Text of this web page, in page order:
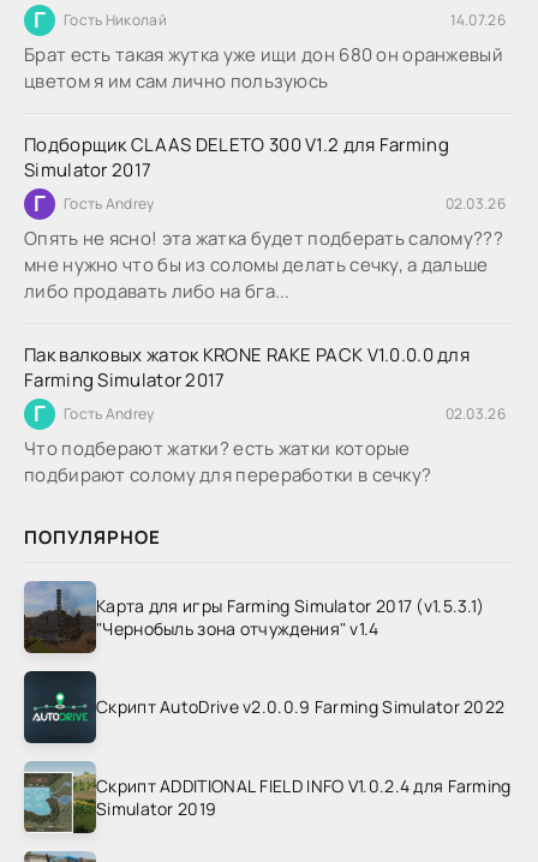
Г Гость Николай 14.07.26
Брат есть такая жутка уже ищи дон 680 он оранжевый
цветом я им сам лично пользуюсь
Подборщик CLAAS DELETO 300 V1.2 для Farming
Simulator 2017
Г Гость Andrey 02.03.26
Опять не ясно! эта жатка будет подберать салому???
мне нужно что бы из соломы делать сечку, а дальше
либо продавать либо на бга...
Пак валковых жаток KRONE RAKE PACK V1.0.0.0 для
Farming Simulator 2017
Г Гость Andrey 02.03.26
Что подберают жатки? есть жатки которые
подбирают солому для переработки в сечку?
ПОПУЛЯРНОЕ
Карта для игры Farming Simulator 2017 (v1.5.3.1)
"Чернобыль зона отчуждения" v1.4
Скрипт AutoDrive v2.0.0.9 Farming Simulator 2022
Скрипт ADDITIONAL FIELD INFO V1.0.2.4 для Farming
Simulator 2019